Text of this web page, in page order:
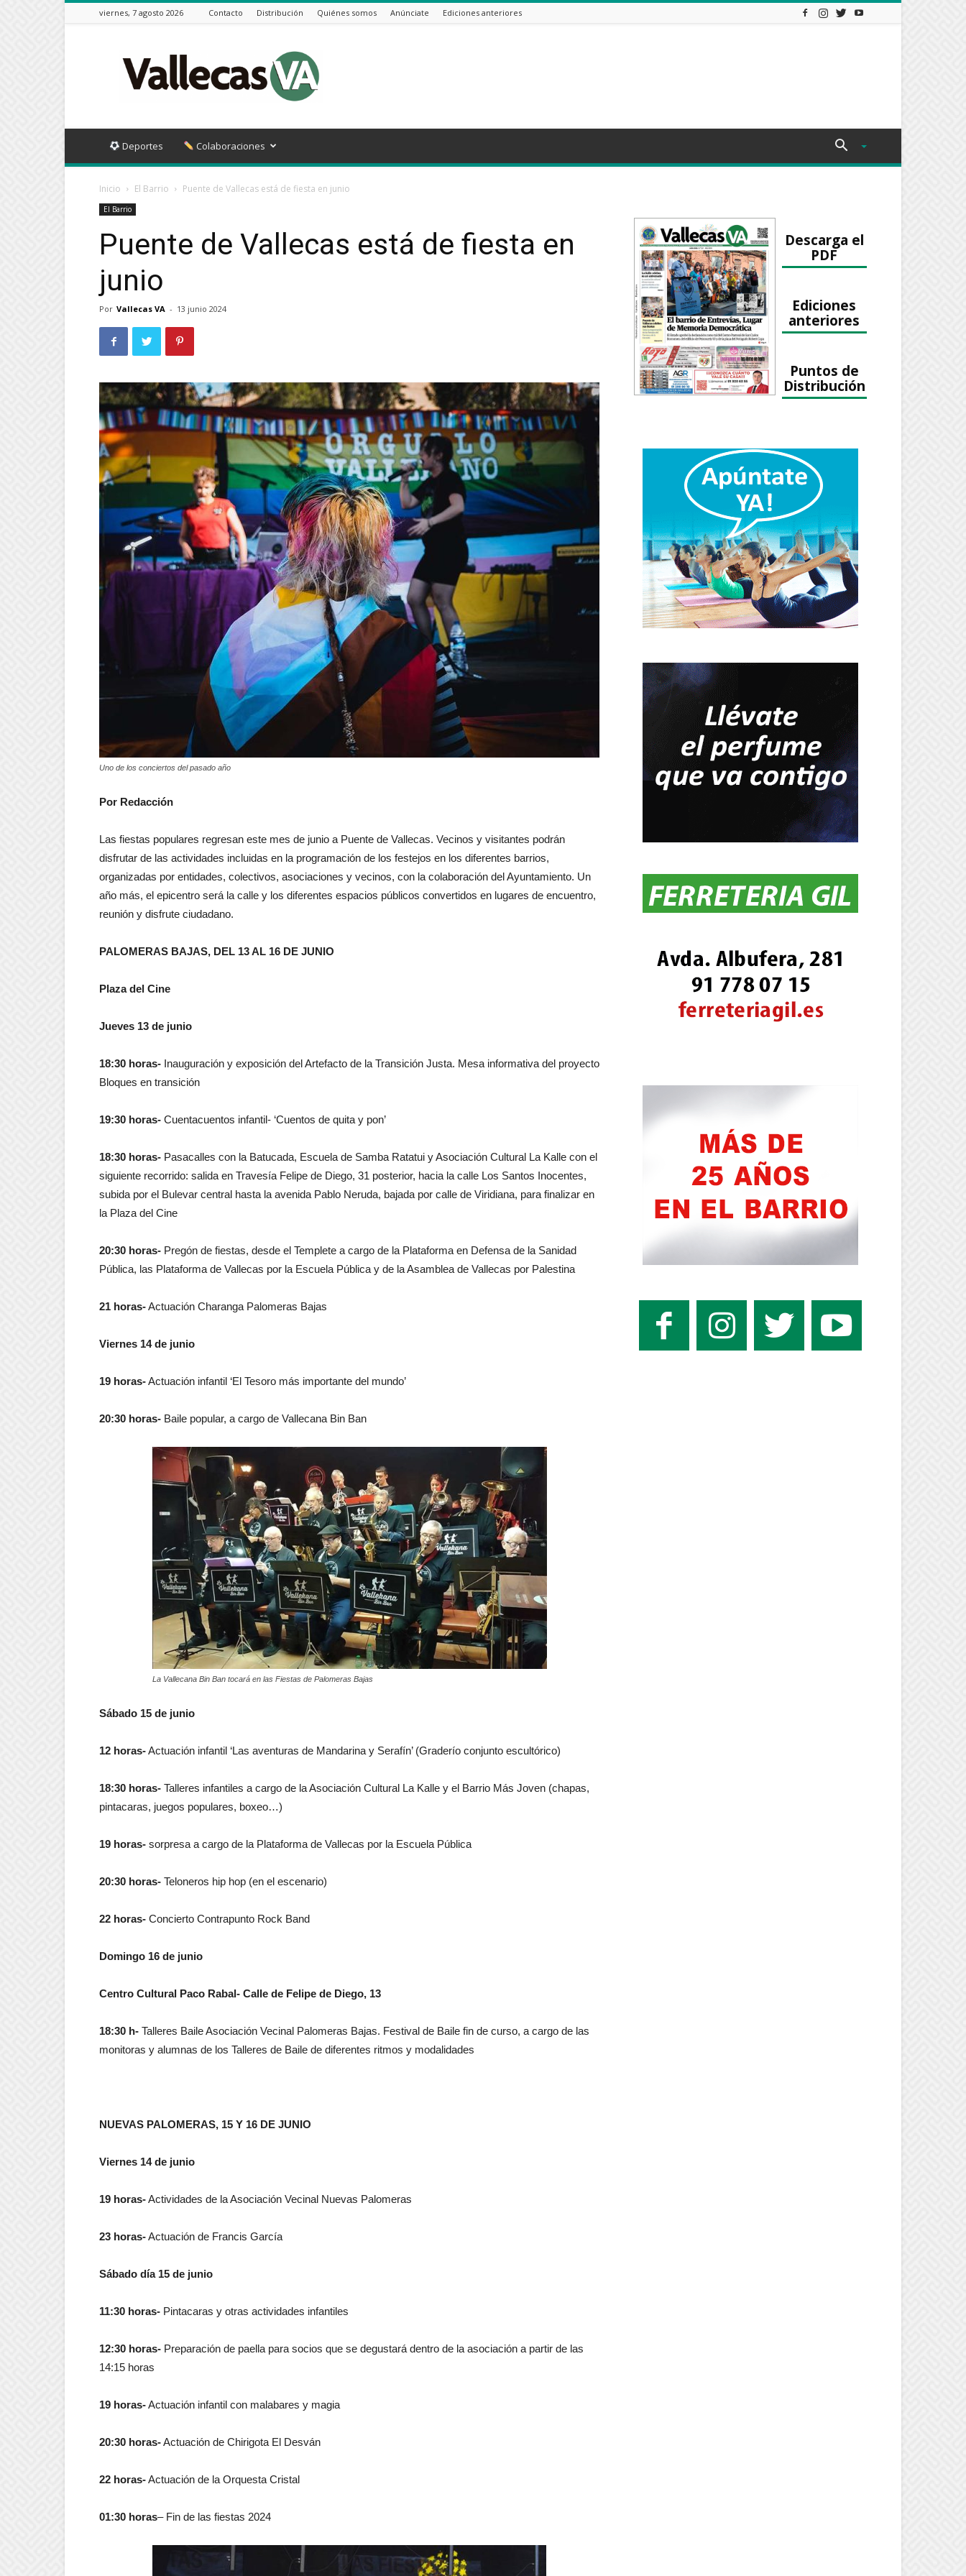
viernes, 7 agosto 2026 Contacto Distribución Quiénes somos Anúnciate Ediciones anteriores
VA
Deportes Colaboraciones
Inicio El Barrio Puente de Vallecas está de fiesta en junio
El Barrio
Puente de Vallecas está de fiesta en
junio
Por Vallecas VA - 13 junio 2024
Uno de los conciertos del pasado año
Por Redacción
Las fiestas populares regresan este mes de junio a Puente de Vallecas. Vecinos y visitantes podrán
disfrutar de las actividades incluidas en la programación de los festejos en los diferentes barrios,
organizadas por entidades, colectivos, asociaciones y vecinos, con la colaboración del Ayuntamiento. Un
año más, el epicentro será la calle y los diferentes espacios públicos convertidos en lugares de encuentro,
reunión y disfrute ciudadano.
PALOMERAS BAJAS, DEL 13 AL 16 DE JUNIO
Plaza del Cine
Jueves 13 de junio
18:30 horas- Inauguración y exposición del Artefacto de la Transición Justa. Mesa informativa del proyecto
Bloques en transición
19:30 horas- Cuentacuentos infantil- ‘Cuentos de quita y pon’
18:30 horas- Pasacalles con la Batucada, Escuela de Samba Ratatui y Asociación Cultural La Kalle con el
siguiente recorrido: salida en Travesía Felipe de Diego, 31 posterior, hacia la calle Los Santos Inocentes,
subida por el Bulevar central hasta la avenida Pablo Neruda, bajada por calle de Viridiana, para finalizar en
la Plaza del Cine
20:30 horas- Pregón de fiestas, desde el Templete a cargo de la Plataforma en Defensa de la Sanidad
Pública, las Plataforma de Vallecas por la Escuela Pública y de la Asamblea de Vallecas por Palestina
21 horas-Actuación Charanga Palomeras Bajas
Viernes 14 de junio
19 horas-Actuación infantil ‘El Tesoro más importante del mundo’
20:30 horas- Baile popular, a cargo de Vallecana Bin Ban
La Vallecana Bin Ban tocará en las Fiestas de Palomeras Bajas
Sábado 15 de junio
12 horas-Actuación infantil ‘Las aventuras de Mandarina y Serafín’ (Graderío conjunto escultórico)
18:30 horas- Talleres infantiles a cargo de la Asociación Cultural La Kalle y el Barrio Más Joven (chapas,
pintacaras, juegos populares, boxeo…)
19 horas- sorpresa a cargo de la Plataforma de Vallecas por la Escuela Pública
20:30 horas- Teloneros hip hop (en el escenario)
22 horas- Concierto Contrapunto Rock Band
Domingo 16 de junio
Centro Cultural Paco Rabal- Calle de Felipe de Diego, 13
18:30 h- Talleres Baile Asociación Vecinal Palomeras Bajas. Festival de Baile fin de curso, a cargo de las
monitoras y alumnas de los Talleres de Baile de diferentes ritmos y modalidades
NUEVAS PALOMERAS, 15 Y 16 DE JUNIO
Viernes 14 de junio
19 horas-Actividades de la Asociación Vecinal Nuevas Palomeras
23 horas-Actuación de Francis García
Sábado día 15 de junio
11:30 horas- Pintacaras y otras actividades infantiles
12:30 horas- Preparación de paella para socios que se degustará dentro de la asociación a partir de las
14:15 horas
19 horas-Actuación infantil con malabares y magia
20:30 horas-Actuación de Chirigota El Desván
22 horas-Actuación de la Orquesta Cristal
01:30 horas– Fin de las fiestas 2024
Descarga el
PDF
Ediciones
anteriores
Puntos de
Distribución